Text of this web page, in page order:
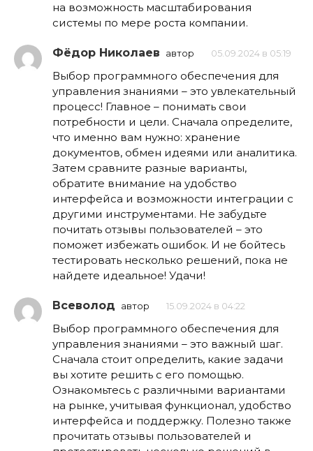
на возможность масштабирования
системы по мере роста компании.
Фёдор Николаев автор 05.09.2024 в 05:19
Выбор программного обеспечения для
управления знаниями – это увлекательный
процесс! Главное – понимать свои
потребности и цели. Сначала определите,
что именно вам нужно: хранение
документов, обмен идеями или аналитика.
Затем сравните разные варианты,
обратите внимание на удобство
интерфейса и возможности интеграции с
другими инструментами. Не забудьте
почитать отзывы пользователей – это
поможет избежать ошибок. И не бойтесь
тестировать несколько решений, пока не
найдете идеальное! Удачи!
Всеволод автор 15.09.2024 в 04:22
Выбор программного обеспечения для
управления знаниями – это важный шаг.
Сначала стоит определить, какие задачи
вы хотите решить с его помощью.
Ознакомьтесь с различными вариантами
на рынке, учитывая функционал, удобство
интерфейса и поддержку. Полезно также
прочитать отзывы пользователей и